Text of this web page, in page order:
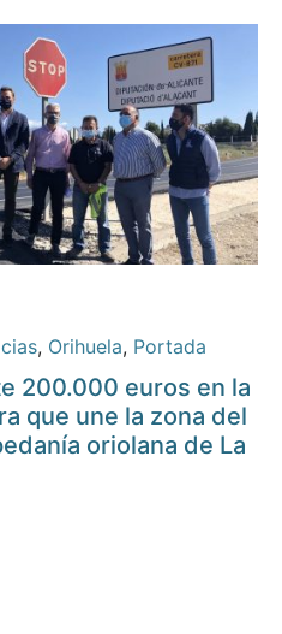
, Orihuela, Portada
200.000 euros en la
que une la zona del
oriolana de La